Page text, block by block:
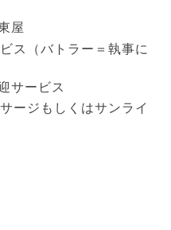
屋
ス（バトラー＝執事に
サービス
ージもしくはサンライ